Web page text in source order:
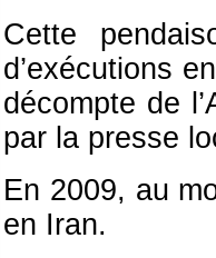
Cette
d’exécutions
décompte de
par la presse
En 2009, au
en Iran.